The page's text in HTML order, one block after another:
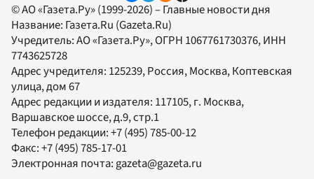
© АО «Газета.Ру» (1999-2026) – Главные новости дня
Название: Газета.Ru (Gazeta.Ru)
Учредитель:АО «Газета.Ру», ОГРН 1067761730376, ИНН
7743625728
Адрес учредителя: 125239, Россия, Москва, Коптевская
улица, дом 67
Адрес редакции и издателя: 117105, г. Москва,
Варшавское шоссе, д.9, стр.1
Телефон редакции:+7 (495) 785-00-12
Факс:+7 (495) 785-17-01
Электронная почта: gazeta@gazeta.ru